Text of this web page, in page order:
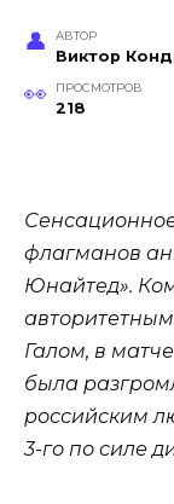
АВТОР
Виктор
ПРОСМОТРОВ
218
флагманов
Юнайтед».
Галом, в матче
была
российским
3-го по силе